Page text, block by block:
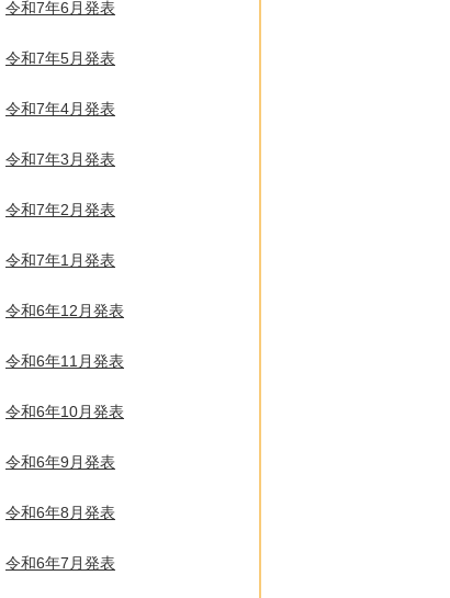
令和7年6月発表
令和7年5月発表
令和7年4月発表
令和7年3月発表
令和7年2月発表
令和7年1月発表
令和6年12月発表
令和6年11月発表
令和6年10月発表
令和6年9月発表
令和6年8月発表
令和6年7月発表